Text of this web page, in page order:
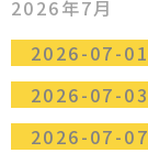
2026年7月
2026-07-01
2026-07-03
2026-07-07